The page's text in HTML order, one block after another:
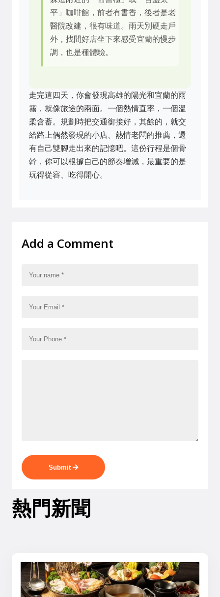
平」咖啡館，前者有書香，後者是老
醫院改建，很有味道。雨天別硬走戶
外，找間好店坐下來感受宜蘭的慢步
調，也是種體驗。
走完這四天，你會發現高雄的陽光和宜蘭的雨
霧，就像旅途的兩面。一個熱情直率，一個溫
柔含蓄。規劃時把交通銜接好，其餘的，就交
給路上偶然發現的小店、熱情老闆的推薦，還
有自己雙腳走出來的記憶吧。這份行程是個骨
幹，你可以根據自己的節奏增減，最重要的是
玩得從容、吃得開心。
Add a Comment
Submit
熱門新聞